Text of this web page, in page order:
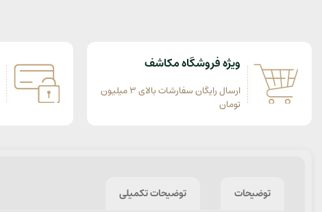
ویژه فروشگاه مکاشف
ارسال رایگان سفارشات بالای 3 میلیون
تومان
توضیحات توضیحات تکمیلی